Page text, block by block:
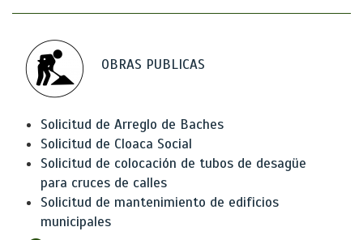
OBRAS PUBLICAS
Solicitud de Arreglo de Baches
Solicitud de Cloaca Social
Solicitud de colocación de tubos de desagüe
para cruces de calles
Solicitud de mantenimiento de edificios
municipales